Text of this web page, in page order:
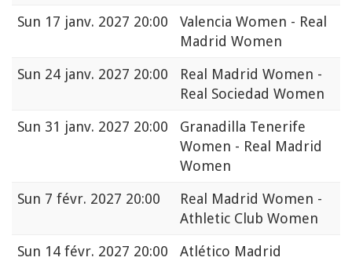
Sun 17 janv. 2027 20:00
Valencia Women - Real
Madrid Women
Sun 24 janv. 2027 20:00
Real Madrid Women -
Real Sociedad Women
Sun 31 janv. 2027 20:00
Granadilla Tenerife
Women - Real Madrid
Women
Sun 7 févr. 2027 20:00
Real Madrid Women -
Athletic Club Women
Sun 14 févr. 2027 20:00
Atlético Madrid